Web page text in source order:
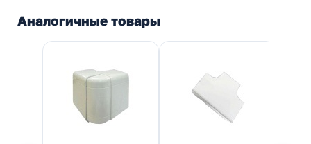
Аналогичные товары